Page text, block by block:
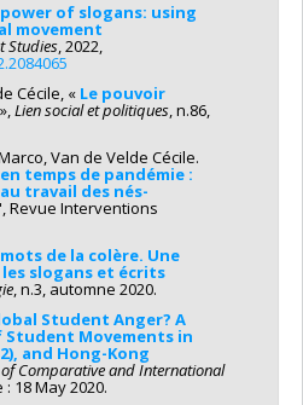
of slogans: using
movement
Studies, 2022,
Cécile, « Le pouvoir
»,Lien social et politiques, n.86,
Van de Velde Cécile.
temps de pandémie :
travail des nés-
Revue Interventions
mots de la colère. Une
slogans et écrits
, n.3, automne 2020.
Student Anger? A
Student Movements in
and Hong-Kong
of Comparative and International
18 May 2020.